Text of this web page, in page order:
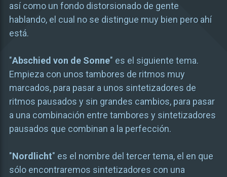
así como un fondo distorsionado de gente
hablando, el cual no se distingue muy bien pero ahí
está.
"Abschied von de Sonne" es el siguiente tema.
Empieza con unos tambores de ritmos muy
marcados, para pasar a unos sintetizadores de
ritmos pausados y sin grandes cambios, para pasar
a una combinación entre tambores y sintetizadores
pausados que combinan a la perfección.
"Nordlicht" es el nombre del tercer tema, el en que
sólo encontraremos sintetizadores con una